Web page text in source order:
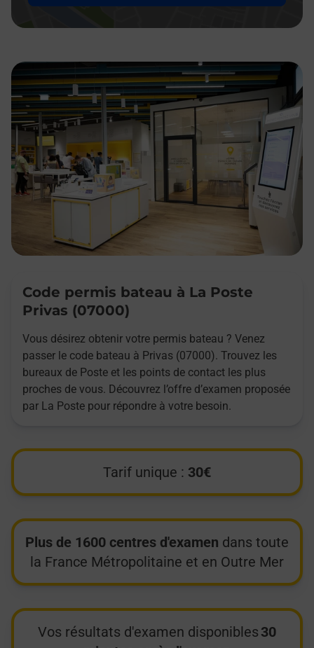
Code permis bateau à La Poste
Privas (07000)
Vous désirez obtenir votre permis bateau ? Venez
passer le code bateau à Privas (07000). Trouvez les
bureaux de Poste et les points de contact les plus
proches de vous. Découvrez l’offre d’examen proposée
par La Poste pour répondre à votre besoin.
Tarif unique : 30€
Plus de 1600 centres d'examen dans toute
la France Métropolitaine et en Outre Mer
Vos résultats d'examen disponibles 30